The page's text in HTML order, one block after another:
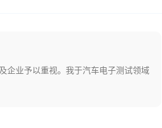
企业予以重视。我于汽车电子测试领域